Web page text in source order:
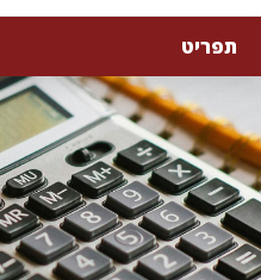
תפריט
דף הבית
אודות
קמפוסים
המרכז ללימודי עיצוב פנים